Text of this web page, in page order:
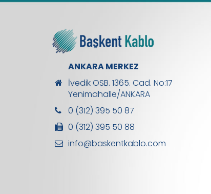
ANKARA MERKEZ
İvedik OSB. 1365. Cad. No:17
Yenimahalle/ANKARA
0 (312) 395 50 87
0 (312) 395 50 88
info@baskentkablo.com